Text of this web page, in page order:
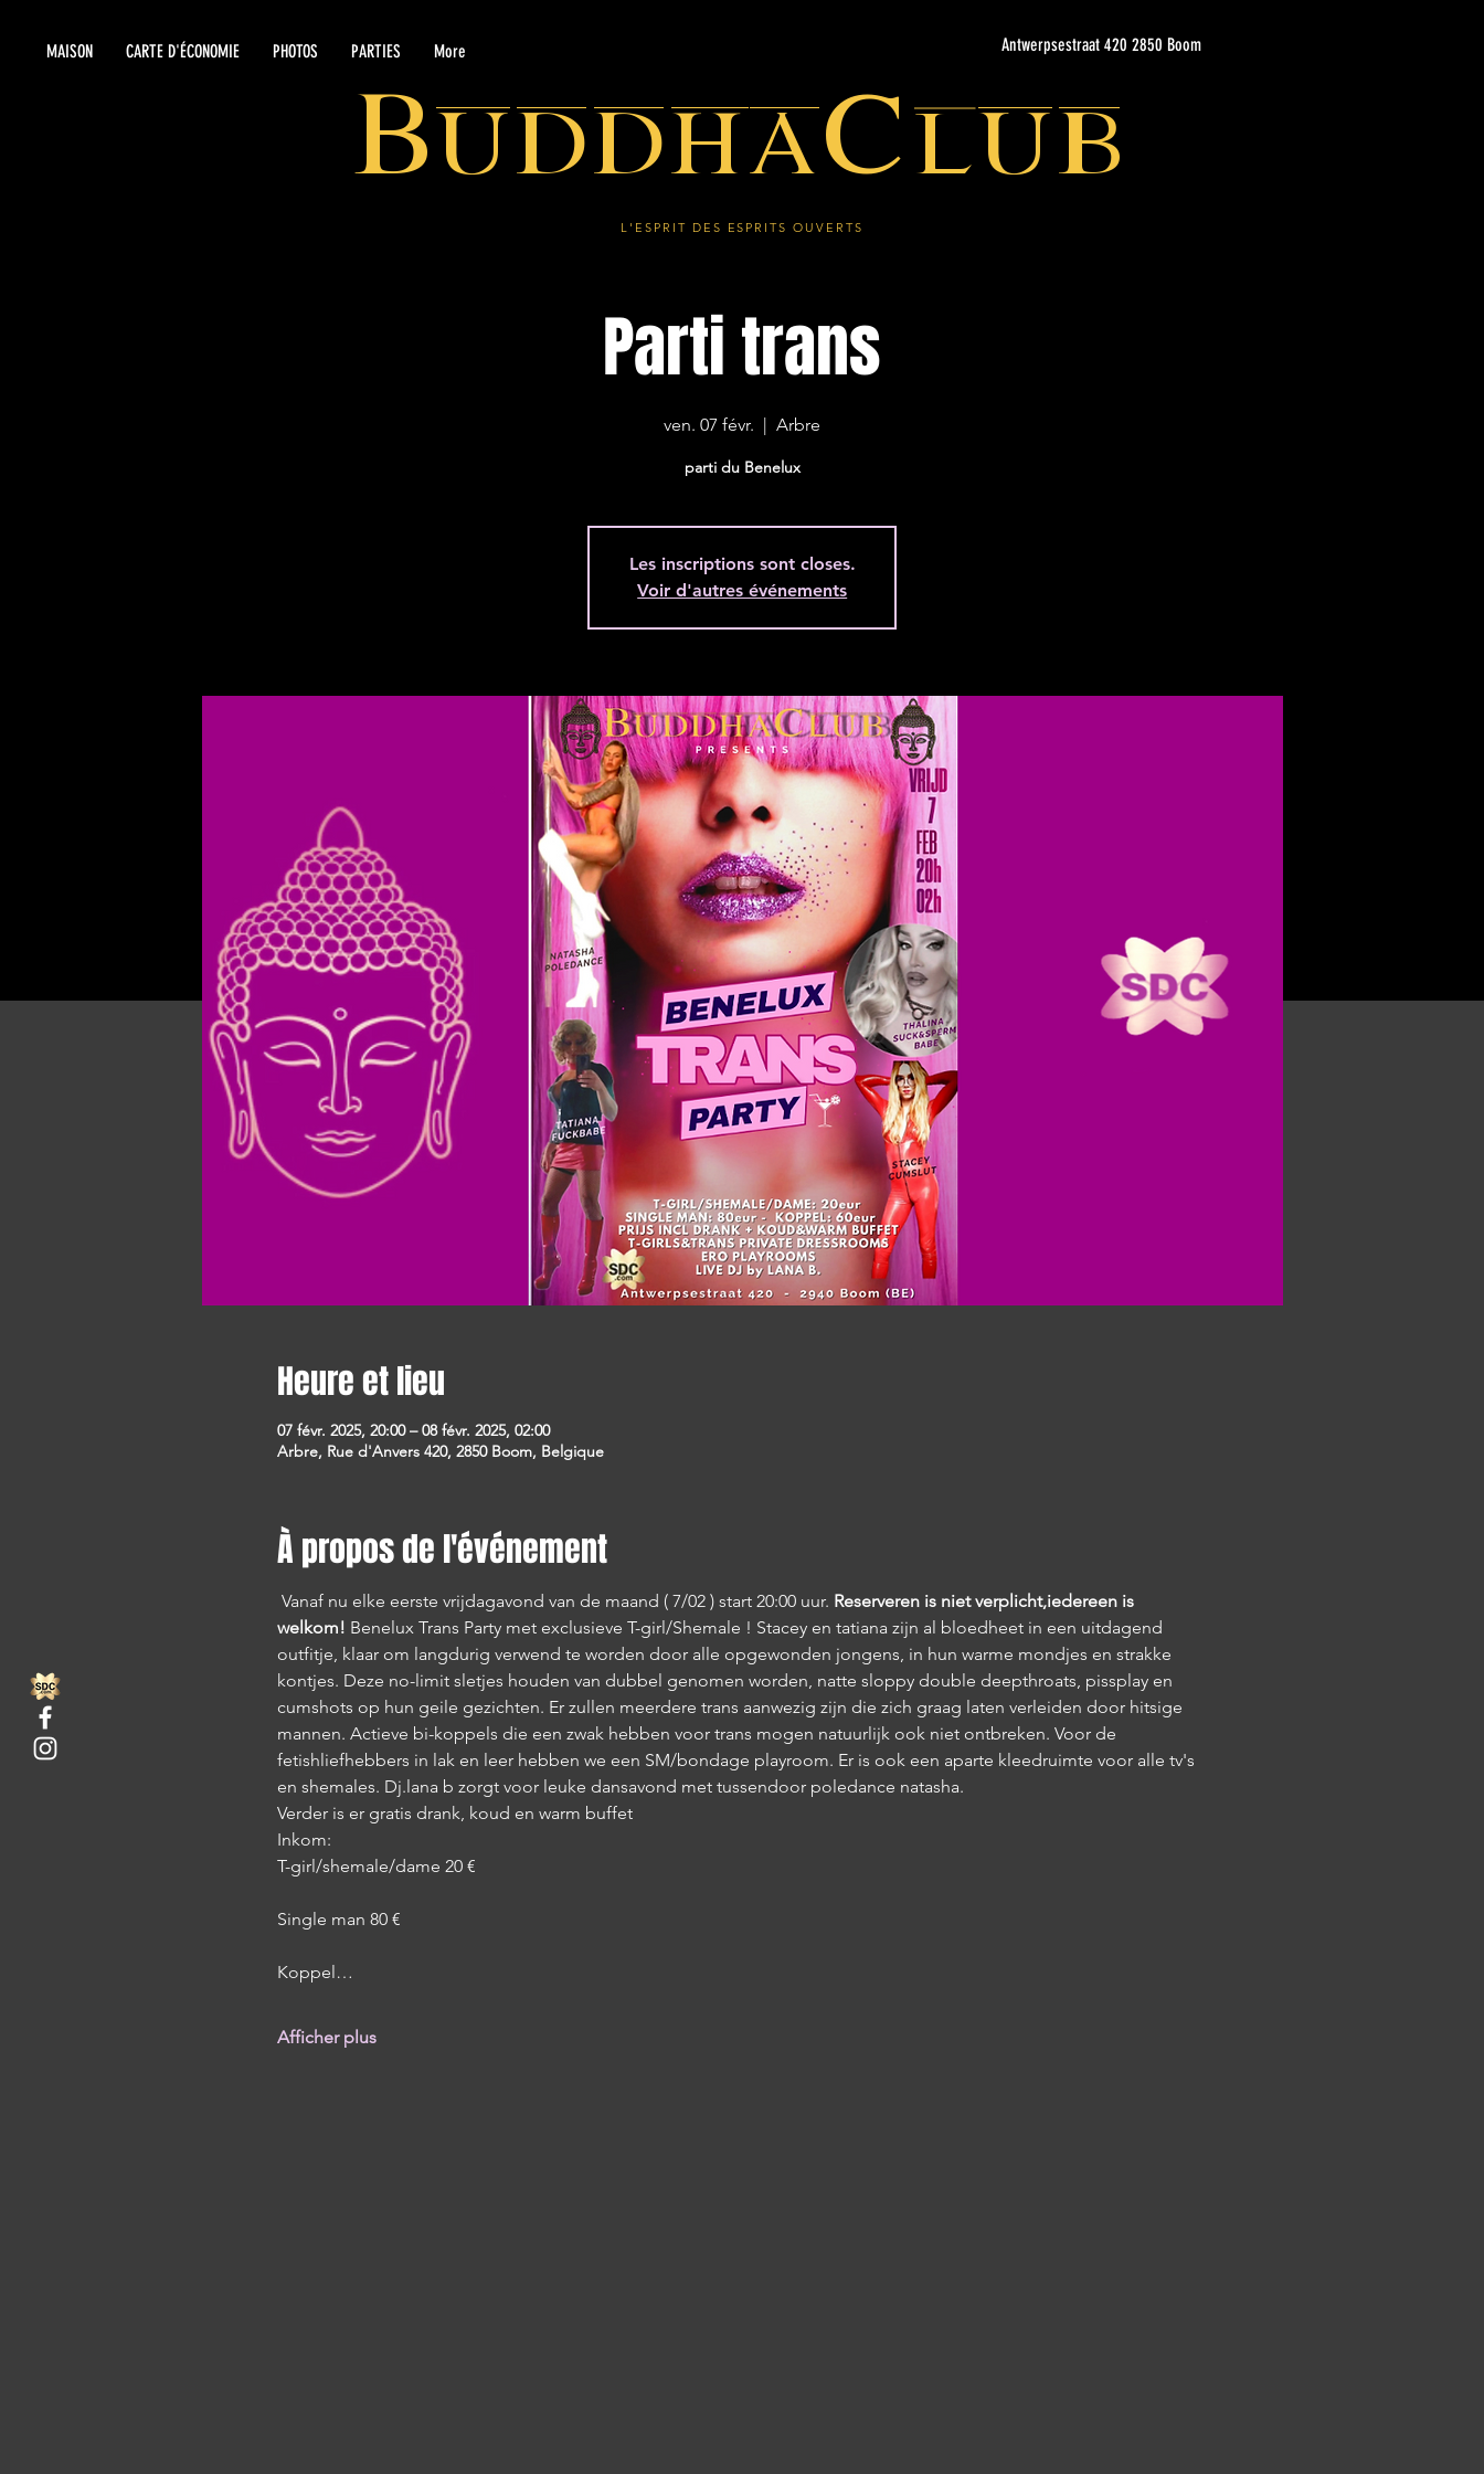
MAISON CARTE D'ÉCONOMIE PHOTOS PARTIES More Antwerpsestraat 420 2850 Boom
BuddhaClub
L'ESPRIT DES ESPRITS OUVERTS
Parti trans
ven. 07 févr.
  |
Arbre
parti du Benelux
Les inscriptions sont closes.
Voir d'autres événements
Heure et lieu
07 févr. 2025, 20:00 – 08 févr. 2025, 02:00
Arbre, Rue d'Anvers 420, 2850 Boom, Belgique
À propos de l'événement
Vanaf nu elke eerste vrijdagavond van de maand ( 7/02 ) start 20:00 uur. Reserveren is niet verplicht,iedereen is
welkom! Benelux Trans Party met exclusieve T-girl/Shemale ! Stacey en tatiana zijn al bloedheet in een uitdagend
outfitje, klaar om langdurig verwend te worden door alle opgewonden jongens, in hun warme mondjes en strakke
kontjes. Deze no-limit sletjes houden van dubbel genomen worden, natte sloppy double deepthroats, pissplay en
cumshots op hun geile gezichten. Er zullen meerdere trans aanwezig zijn die zich graag laten verleiden door hitsige
mannen. Actieve bi-koppels die een zwak hebben voor trans mogen natuurlijk ook niet ontbreken. Voor de
fetishliefhebbers in lak en leer hebben we een SM/bondage playroom. Er is ook een aparte kleedruimte voor alle tv's
en shemales. Dj.lana b zorgt voor leuke dansavond met tussendoor poledance natasha.
Verder is er gratis drank, koud en warm buffet
Inkom:
T-girl/shemale/dame 20 €
Single man 80 €
Koppel…
Afficher plus